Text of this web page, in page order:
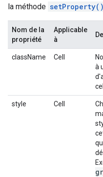
la méthode setProperty()
Nom de la
propriété
Applicable
à
className Cell
à
style Cell